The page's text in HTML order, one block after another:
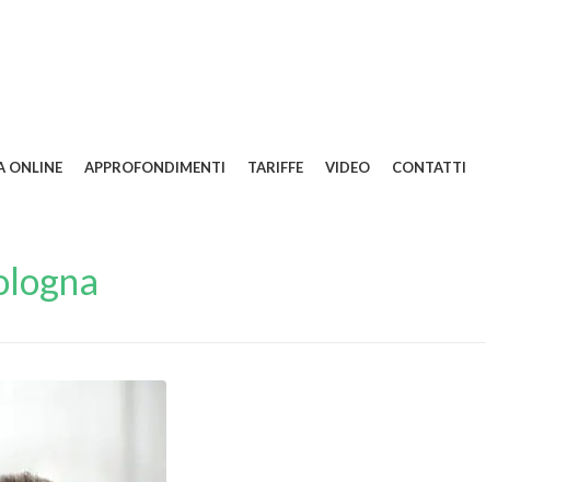
ONLINE APPROFONDIMENTI TARIFFE VIDEO CONTATTI